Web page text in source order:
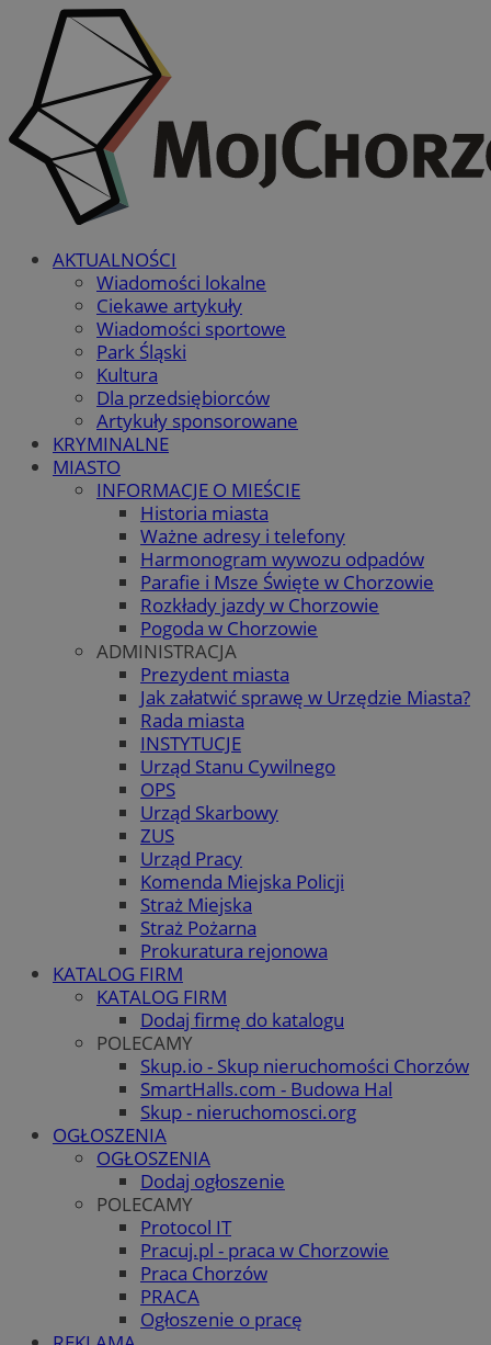
AKTUALNOŚCI
Wiadomości lokalne
Ciekawe artykuły
Wiadomości sportowe
Park Śląski
Kultura
Dla przedsiębiorców
Artykuły sponsorowane
KRYMINALNE
MIASTO
INFORMACJE O MIEŚCIE
Historia miasta
Ważne adresy i telefony
Harmonogram wywozu odpadów
Parafie i Msze Święte w Chorzowie
Rozkłady jazdy w Chorzowie
Pogoda w Chorzowie
ADMINISTRACJA
Prezydent miasta
Jak załatwić sprawę w Urzędzie Miasta?
Rada miasta
INSTYTUCJE
Urząd Stanu Cywilnego
OPS
Urząd Skarbowy
ZUS
Urząd Pracy
Komenda Miejska Policji
Straż Miejska
Straż Pożarna
Prokuratura rejonowa
KATALOG FIRM
KATALOG FIRM
Dodaj firmę do katalogu
POLECAMY
Skup.io - Skup nieruchomości Chorzów
SmartHalls.com - Budowa Hal
Skup - nieruchomosci.org
OGŁOSZENIA
OGŁOSZENIA
Dodaj ogłoszenie
POLECAMY
Protocol IT
Pracuj.pl - praca w Chorzowie
Praca Chorzów
PRACA
Ogłoszenie o pracę